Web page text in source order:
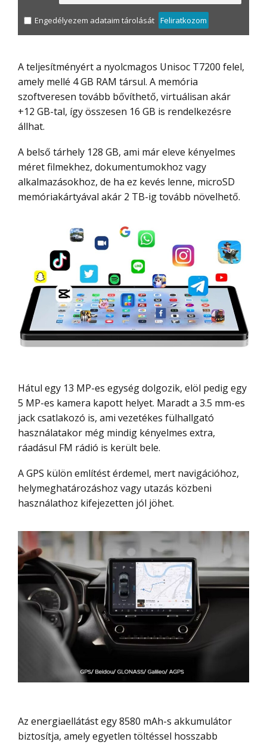
Engedélyezem adataim tárolását Feliratkozom
A teljesítményért a nyolcmagos Unisoc T7200 felel,
amely mellé 4 GB RAM társul. A memória
szoftveresen tovább bővíthető, virtuálisan akár
+12 GB-tal, így összesen 16 GB is rendelkezésre
állhat.
A belső tárhely 128 GB, ami már eleve kényelmes
méret filmekhez, dokumentumokhoz vagy
alkalmazásokhoz, de ha ez kevés lenne, microSD
memóriakártyával akár 2 TB-ig tovább növelhető.
Hátul egy 13 MP-es egység dolgozik, elöl pedig egy
5 MP-es kamera kapott helyet. Maradt a 3.5 mm-es
jack csatlakozó is, ami vezetékes fülhallgató
használatakor még mindig kényelmes extra,
ráadásul FM rádió is került bele.
A GPS külön említést érdemel, mert navigációhoz,
helymeghatározáshoz vagy utazás közbeni
használathoz kifejezetten jól jöhet.
Az energiaellátást egy 8580 mAh-s akkumulátor
biztosítja, amely egyetlen töltéssel hosszabb